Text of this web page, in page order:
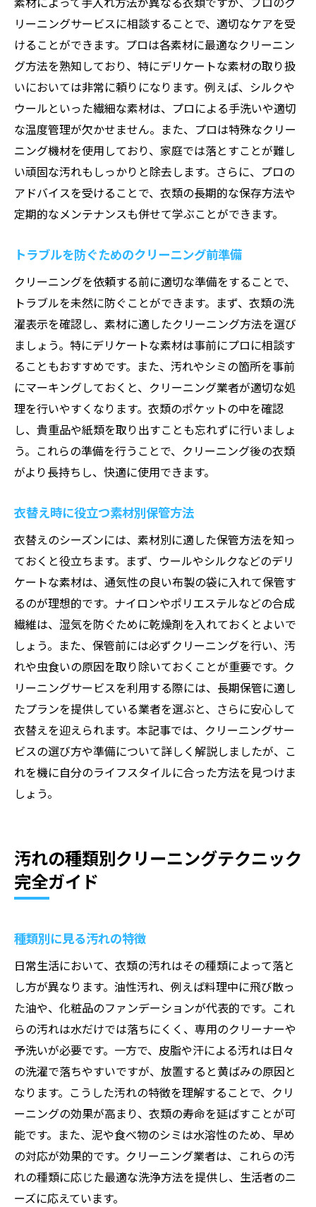
リーニングサービスに相談することで、適切なケアを受
けることができます。プロは各素材に最適なクリーニン
グ方法を熟知しており、特にデリケートな素材の取り扱
いにおいては非常に頼りになります。例えば、シルクや
ウールといった繊細な素材は、プロによる手洗いや適切
な温度管理が欠かせません。また、プロは特殊なクリー
ニング機材を使用しており、家庭では落とすことが難し
い頑固な汚れもしっかりと除去します。さらに、プロの
アドバイスを受けることで、衣類の長期的な保存方法や
定期的なメンテナンスも併せて学ぶことができます。
トラブルを防ぐためのクリーニング前準備
クリーニングを依頼する前に適切な準備をすることで、
トラブルを未然に防ぐことができます。まず、衣類の洗
濯表示を確認し、素材に適したクリーニング方法を選び
ましょう。特にデリケートな素材は事前にプロに相談す
ることもおすすめです。また、汚れやシミの箇所を事前
にマーキングしておくと、クリーニング業者が適切な処
理を行いやすくなります。衣類のポケットの中を確認
し、貴重品や紙類を取り出すことも忘れずに行いましょ
う。これらの準備を行うことで、クリーニング後の衣類
がより長持ちし、快適に使用できます。
衣替え時に役立つ素材別保管方法
衣替えのシーズンには、素材別に適した保管方法を知っ
ておくと役立ちます。まず、ウールやシルクなどのデリ
ケートな素材は、通気性の良い布製の袋に入れて保管す
るのが理想的です。ナイロンやポリエステルなどの合成
繊維は、湿気を防ぐために乾燥剤を入れておくとよいで
しょう。また、保管前には必ずクリーニングを行い、汚
れや虫食いの原因を取り除いておくことが重要です。ク
リーニングサービスを利用する際には、長期保管に適し
たプランを提供している業者を選ぶと、さらに安心して
衣替えを迎えられます。本記事では、クリーニングサー
ビスの選び方や準備について詳しく解説しましたが、こ
れを機に自分のライフスタイルに合った方法を見つけま
しょう。
汚れの種類別クリーニングテクニック
完全ガイド
種類別に見る汚れの特徴
日常生活において、衣類の汚れはその種類によって落と
し方が異なります。油性汚れ、例えば料理中に飛び散っ
た油や、化粧品のファンデーションが代表的です。これ
らの汚れは水だけでは落ちにくく、専用のクリーナーや
予洗いが必要です。一方で、皮脂や汗による汚れは日々
の洗濯で落ちやすいですが、放置すると黄ばみの原因と
なります。こうした汚れの特徴を理解することで、クリ
ーニングの効果が高まり、衣類の寿命を延ばすことが可
能です。また、泥や食べ物のシミは水溶性のため、早め
の対応が効果的です。クリーニング業者は、これらの汚
れの種類に応じた最適な洗浄方法を提供し、生活者のニ
ーズに応えています。